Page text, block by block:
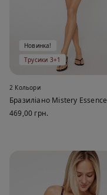
Новинка!
Трусики 3+1
2 Кольори
Бразиліано Mistery Essence
469,00 грн.